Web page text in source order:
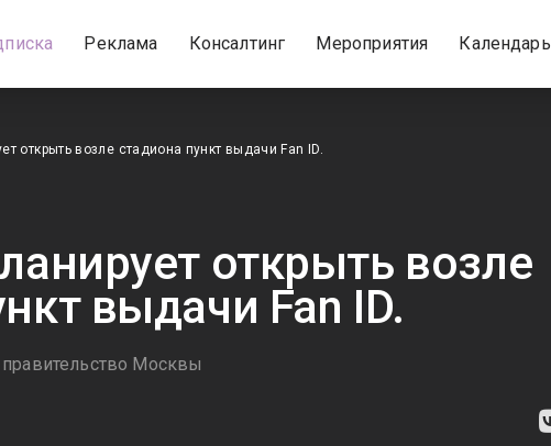
Реклама Консалтинг Мероприятия Календарь
открыть возле стадиона пункт выдачи Fan ID.
открыть возле
выдачи Fan ID.
Москвы